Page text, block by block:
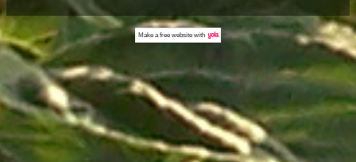
Make a free websitewith